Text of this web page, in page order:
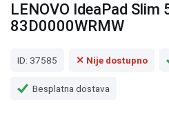
LENOVO IdeaPad Slim
83D0000WRMW
ID: 37585 ✕ Nije dostupno
Besplatna dostava